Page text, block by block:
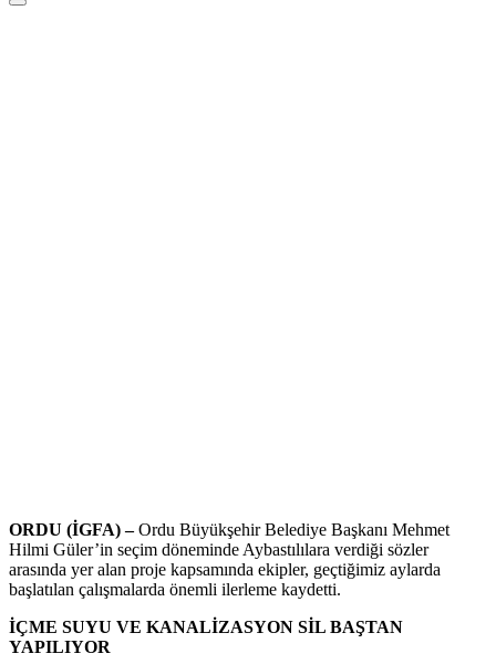
ORDU (İGFA) –Ordu Büyükşehir Belediye Başkanı Mehmet
Hilmi Güler’in seçim döneminde Aybastılılara verdiği sözler
arasında yer alan proje kapsamında ekipler, geçtiğimiz aylarda
başlatılan çalışmalarda önemli ilerleme kaydetti.
İÇME SUYU VE KANALİZASYON SİL BAŞTAN
YAPILIYOR